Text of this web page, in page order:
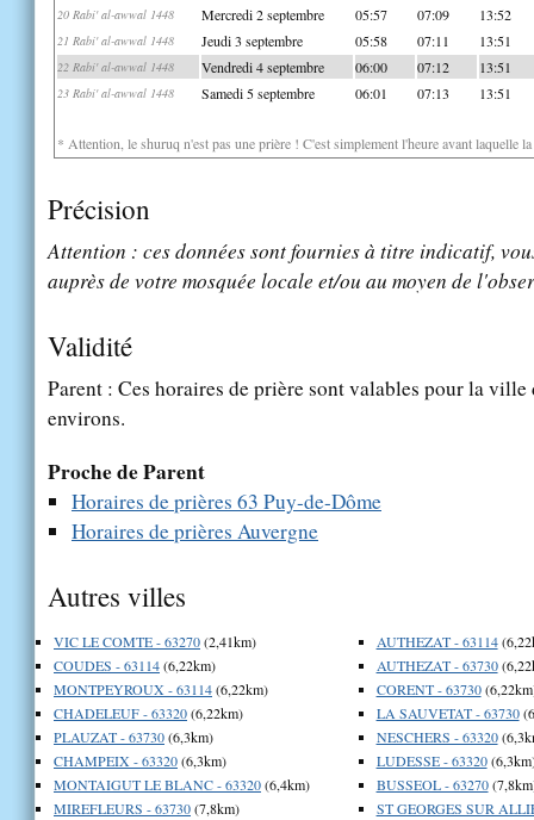
20 Rabi' al-awwal 1448 Mercredi 2 septembre 05:57 07:09 13:52
21 Rabi' al-awwal 1448 Jeudi 3 septembre 05:58 07:11 13:51
22 Rabi' al-awwal 1448 Vendredi 4 septembre 06:00 07:12 13:51
23 Rabi' al-awwal 1448 Samedi 5 septembre 06:01 07:13 13:51
* Attention, le shuruq n'est pas une prière ! C'est simplement l'heure avant laquelle
Précision
Attention : ces données sont fournies à titre indicatif,
auprès de votre mosquée locale et/ou au moyen de
Validité
Parent : Ces horaires de prière sont valables pour la
environs.
Proche de Parent
Horaires de prières 63 Puy-de-Dôme
Horaires de prières Auvergne
Autres villes
VIC LE COMTE - 63270(2,41km)
COUDES - 63114(6,22km)
MONTPEYROUX - 63114(6,22km)
CHADELEUF - 63320(6,22km)
PLAUZAT - 63730(6,3km)
CHAMPEIX - 63320(6,3km)
MONTAIGUT LE BLANC - 63320(6,4km)
MIREFLEURS - 63730(7,8km)
AUTHEZAT - 63114
AUTHEZAT - 63730
CORENT - 63730
LA SAUVETAT - 63730
NESCHERS - 63320
LUDESSE - 63320
BUSSEOL - 63270
ST GEORGES SUR